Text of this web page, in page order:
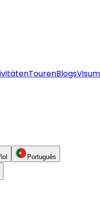
TourenBlogs
Português